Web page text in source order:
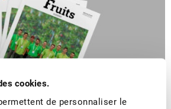
cookies.
de personnaliser le